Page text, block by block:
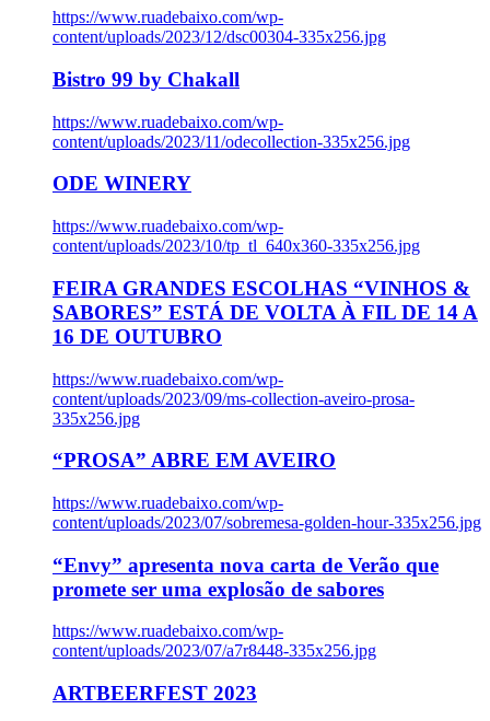
https://www.ruadebaixo.com/wp-
content/uploads/2023/12/dsc00304-335x256.jpg
Bistro 99 by Chakall
https://www.ruadebaixo.com/wp-
content/uploads/2023/11/odecollection-335x256.jpg
ODE WINERY
https://www.ruadebaixo.com/wp-
content/uploads/2023/10/tp_tl_640x360-335x256.jpg
FEIRA GRANDES ESCOLHAS “VINHOS &
SABORES” ESTÁ DE VOLTA À FIL DE 14 A
16 DE OUTUBRO
https://www.ruadebaixo.com/wp-
content/uploads/2023/09/ms-collection-aveiro-prosa-
335x256.jpg
“PROSA” ABRE EM AVEIRO
https://www.ruadebaixo.com/wp-
content/uploads/2023/07/sobremesa-golden-hour-335x256.jpg
“Envy” apresenta nova carta de Verão que
promete ser uma explosão de sabores
https://www.ruadebaixo.com/wp-
content/uploads/2023/07/a7r8448-335x256.jpg
ARTBEERFEST 2023